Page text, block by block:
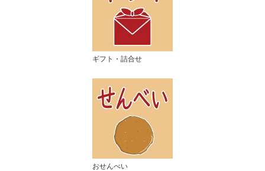
ギフト・詰合せ
おせんべい